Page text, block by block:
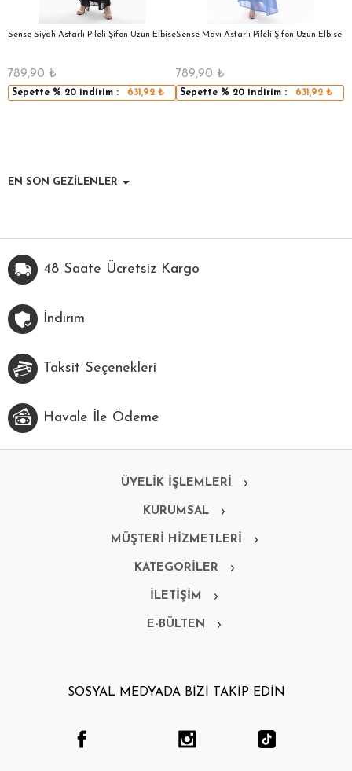
Sense Siyah Astarlı Pileli Şifon Uzun Elbise
789,90 ₺
Sepette % 20 indirim : 631,92₺
Sense Mavı Astarlı Pileli Şifon Uzun Elbise
789,90 ₺
Sepette % 20 indirim : 631,92₺
EN SON GEZİLENLER
48 Saate Ücretsiz Kargo
İndirim
Taksit Seçenekleri
Havale İle Ödeme
ÜYELİK İŞLEMLERİ
KURUMSAL
MÜŞTERİ HİZMETLERİ
KATEGORİLER
İLETİŞİM
E-BÜLTEN
SOSYAL MEDYADA BİZİ TAKİP EDİN